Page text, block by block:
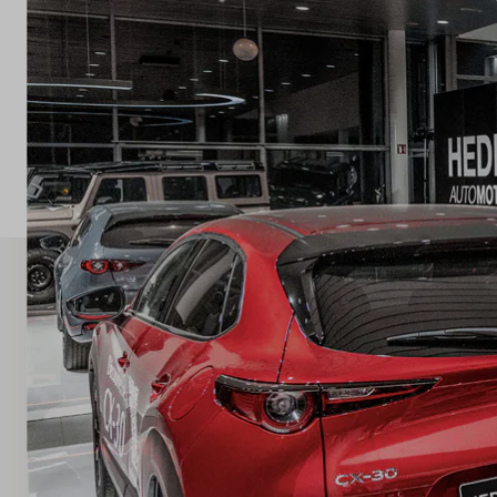
Concessionaires
Nos marques
A propos de nous
Pays
Luxembourg
Langue
Français